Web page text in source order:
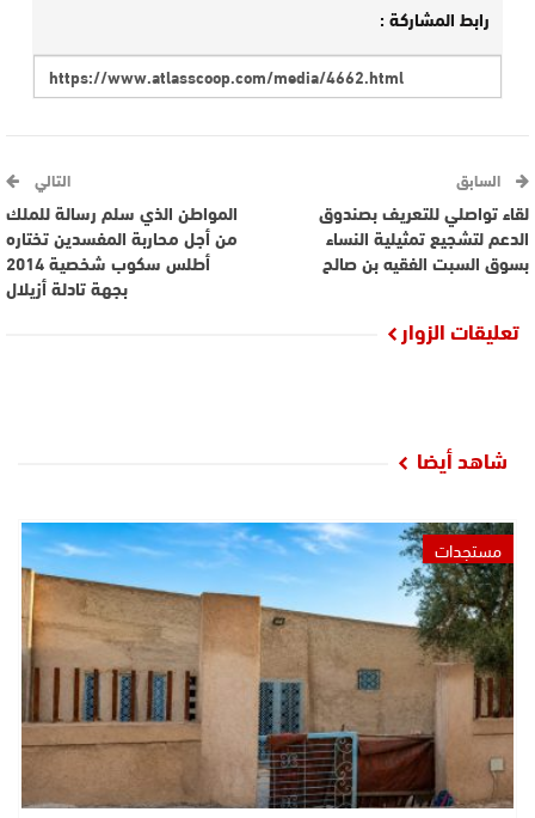
رابط المشاركة :
السابق
لقاء تواصلي للتعريف بصندوق
الدعم لتشجيع تمثيلية النساء
بسوق السبت الفقيه بن صالح
التالي
المواطن الذي سلم رسالة للملك
من أجل محاربة المفسدين تختاره
أطلس سكوب شخصية 2014
بجهة تادلة أزيلال
تعليقات الزوار
شاهد أيضا
مستجدات